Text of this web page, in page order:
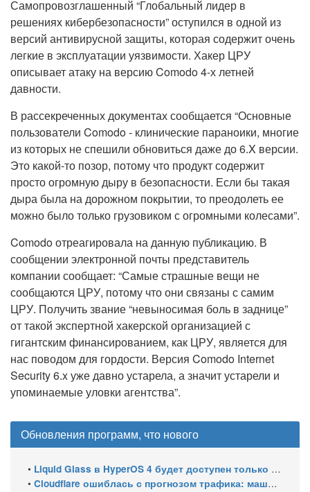
Самопровозглашенный “Глобальный лидер в
решениях кибербезопасности” оступился в одной из
версий антивирусной защиты, которая содержит очень
легкие в эксплуатации уязвимости. Хакер ЦРУ
описывает атаку на версию Comodo 4-х летней
давности.
В рассекреченных документах сообщается “Основные
пользователи Comodo - клинические параноики, многие
из которых не спешили обновиться даже до 6.X версии.
Это какой-то позор, потому что продукт содержит
просто огромную дыру в безопасности. Если бы такая
дыра была на дорожном покрытии, то преодолеть ее
можно было только грузовиком с огромными колесами”.
Comodo отреагировала на данную публикацию. В
сообщении электронной почты представитель
компании сообщает: “Самые страшные вещи не
сообщаются ЦРУ, потому что они связаны с самим
ЦРУ. Получить звание “невыносимая боль в заднице”
от такой экспертной хакерской организацией с
гигантским финансированием, как ЦРУ, является для
нас поводом для гордости. Версия Comodo Internet
Security 6.x уже давно устарела, а значит устарели и
упоминаемые уловки агентства”.
Обновления программ, что нового
• Liquid Glass в HyperOS 4 будет доступен только на флагманских чипсетах
• Cloudflare ошиблась с прогнозом трафика: машины обошли людей в мае 2026